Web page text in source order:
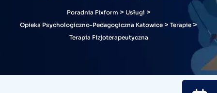
Poradnia Fixform > Usługi >
Opieka Psychologiczno-Pedagogiczna Katowice > Terapie >
Terapia Fizjoterapeutyczna